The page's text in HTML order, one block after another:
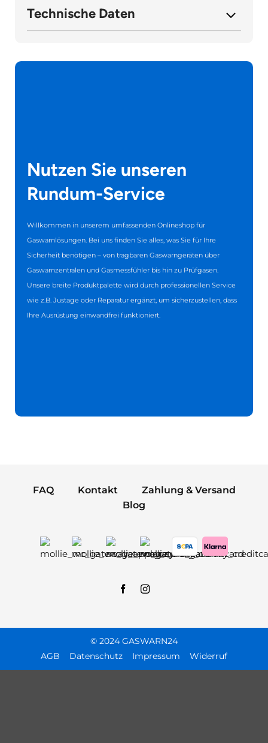
Technische Daten
Nutzen Sie unseren
Rundum-Service
Willkommen in unserem umfassenden Onlineshop für
Gaswarnlösungen. Bei uns finden Sie alles, was Sie für Ihre
Sicherheit benötigen – von tragbaren Gaswarngeräten über
Gaswarnzentralen und Gasmessfühler bis hin zu Prüfgasen.
Unsere breite Produktpalette wird durch professionellen Service
wie z.B. Justage oder Reparatur ergänzt, um sicherzustellen, dass
Ihre Ausrüstung einwandfrei funktioniert.
FAQ Kontakt
Zahlung & Versand
Blog
© 2024 GASWARN24
AGB
Datenschutz Impressum Widerruf